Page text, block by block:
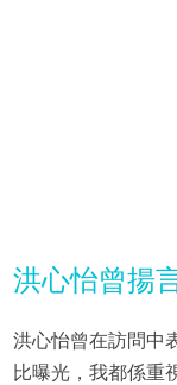
洪心怡曾揚
洪心怡曾在訪問中
比曝光，我都係重